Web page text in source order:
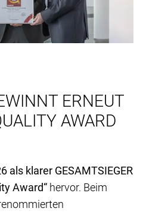
ERNEUT
AWARD
als klarer GESAMTSIEGER
Award“ hervor. Beim